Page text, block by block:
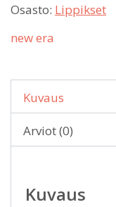
Osasto: Lippikset
new era
Kuvaus
Arviot (0)
Kuvaus